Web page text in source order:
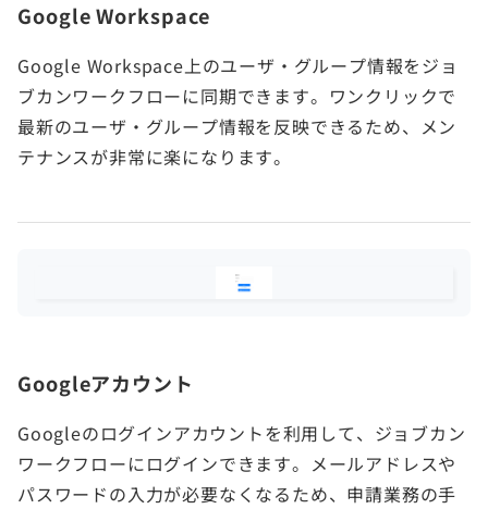
Google Workspace
Google Workspace上のユーザ・グループ情報をジョ
ブカンワークフローに同期できます。ワンクリックで
最新のユーザ・グループ情報を反映できるため、メン
テナンスが非常に楽になります。
Googleアカウント
Googleのログインアカウントを利用して、ジョブカン
ワークフローにログインできます。メールアドレスや
パスワードの入力が必要なくなるため、申請業務の手